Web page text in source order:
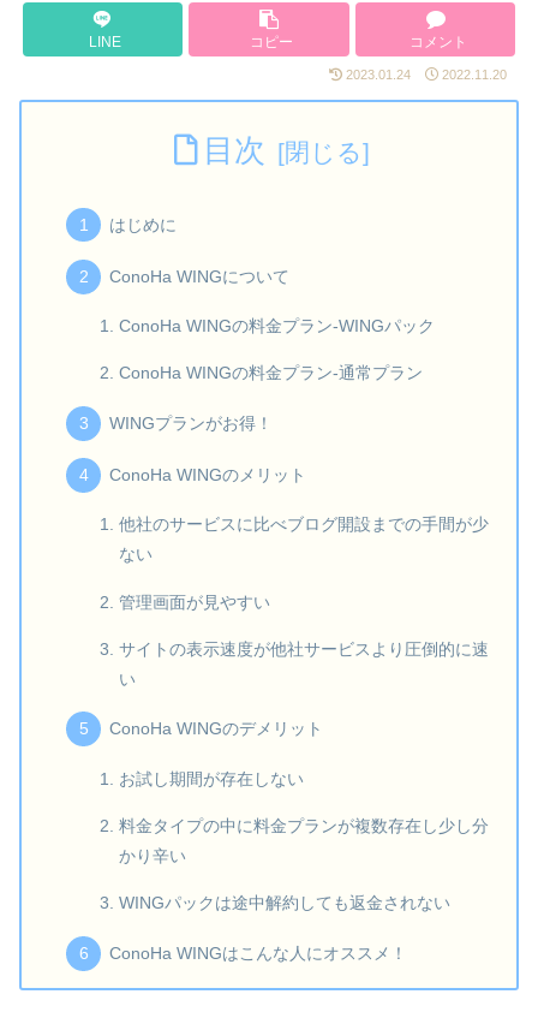
LINE コピー コメント
2023.01.24 2022.11.20
目次
はじめに
ConoHa WINGについて
ConoHa WINGの料金プラン-WINGパック
ConoHa WINGの料金プラン-通常プラン
WINGプランがお得！
ConoHa WINGのメリット
他社のサービスに比べブログ開設までの手間が少
ない
管理画面が見やすい
サイトの表示速度が他社サービスより圧倒的に速
い
ConoHa WINGのデメリット
お試し期間が存在しない
料金タイプの中に料金プランが複数存在し少し分
かり辛い
WINGパックは途中解約しても返金されない
ConoHa WINGはこんな人にオススメ！